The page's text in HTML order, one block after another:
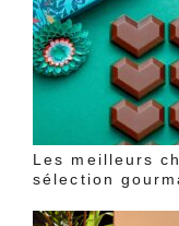
Les meilleurs
sélection